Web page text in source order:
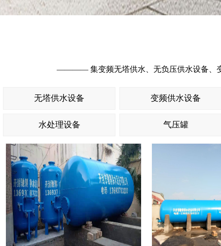
———— 集变频无塔供水、无负压供水设备、
无塔供水设备 变频供水设备
水处理设备 气压罐